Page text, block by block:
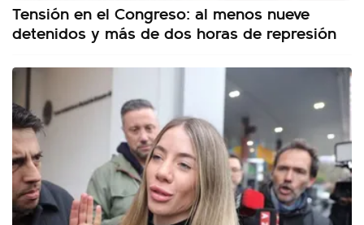
Tensión en el Congreso: al menos nueve
detenidos y más de dos horas de represión